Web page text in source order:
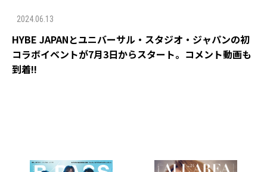
2024.06.13
HYBE JAPANとユニバーサル・スタジオ・ジャパンの初
コラボイベントが7月3日からスタート。コメント動画も
到着!!